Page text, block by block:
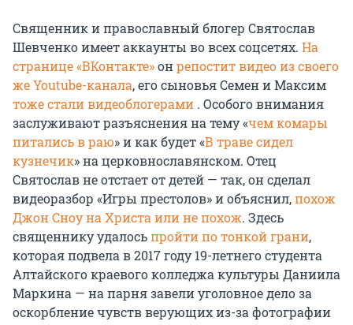
Священник и православный блогер Святослав
Шевченко имеет аккаунты во всех соцсетях. На
странице «ВКонтакте»онрепостит видео из своего
же Youtube-канала, его сыновья Семен и Максим
тоже стали видеоблогерами . Особого внимания
заслуживают разъяснения на тему «чем комары
питались в раю» и как будет «В траве сидел
кузнечик» на церковнославянском. Отец
Святослав не отстает от детей — так, он сделал
видеоразбор «Игры престолов» и объяснил,похож
Джон Сноу на Христа или не похож. Здесь
священнику удалосьпройти по тонкой грани,
которая подвела в 2017 году 19-летнего студента
Алтайского краевого колледжа культуры Даниила
Маркина — на парня завели уголовное дело за
оскорбление чувств верующих из-за фотографии